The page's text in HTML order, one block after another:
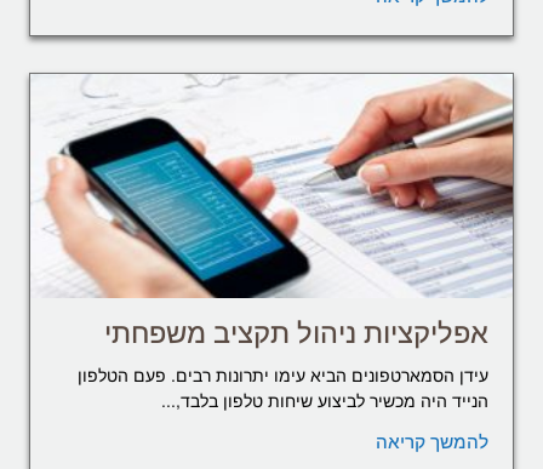
אפליקציות ניהול תקציב משפחתי
עידן הסמארטפונים הביא עימו יתרונות רבים. פעם הטלפון
הנייד היה מכשיר לביצוע שיחות טלפון בלבד,...
להמשך קריאה